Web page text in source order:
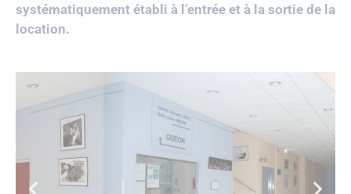
systématiquement établi à l’entrée et à la sortie de la
location.